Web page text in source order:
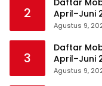
2
Daftar
April–Juni
Agustus 9,
3
Daftar
April–Juni
Agustus 9,